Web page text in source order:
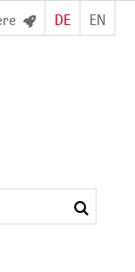
DE EN
suchen